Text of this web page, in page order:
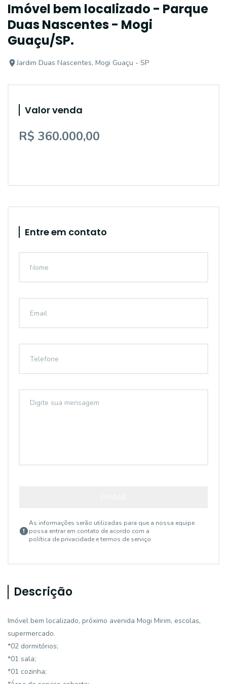
Imóvel bem localizado - Parque
Duas Nascentes - Mogi
Guaçu/SP.
Jardim Duas Nascentes, Mogi Guaçu - SP
Valor venda
R$ 360.000,00
Entre em contato
As informações serão utilizadas para que a nossa equipe
possa entrar em contato de acordo com a
política de privacidade e termos de serviço
Descrição
Imóvel bem localizado, próximo avenida Mogi Mirim, escolas,
supermercado.
*02 dormitórios;
*01 sala;
*01 cozinha;